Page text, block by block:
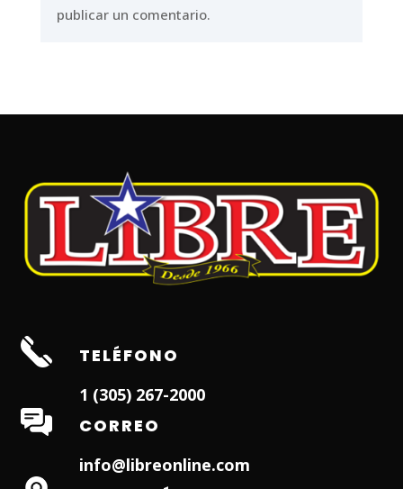
publicar un comentario.
TELÉFONO
1 (305) 267-2000
CORREO
info@libreonline.com